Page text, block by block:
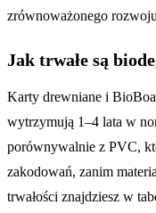
zrównoważonego
Jak trwałe są
Karty drewniane i
wytrzymują 1–4 lata w
porównywalnie z PVC,
zakodowań, zanim
trwałości znajdziesz w